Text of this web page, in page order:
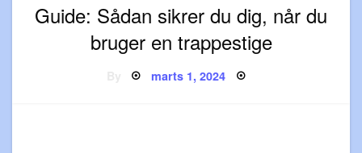
Guide: Sådan sikrer du dig, når du
bruger en trappestige
Posted
on
marts 1, 2024